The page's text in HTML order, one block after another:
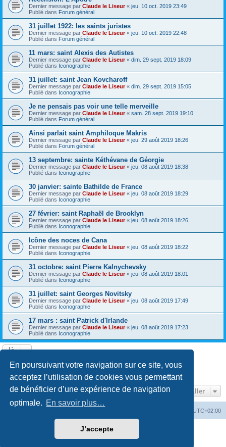
En poursuivant votre navigation sur ce site, vous
acceptez l’utilisation de cookies vous permettant
de bénéficier d’une expérience de navigation
optimale. En savoir plus…
J’accepte
Dernier message par Claude le Liseur« jeu. 10 oct. 2019 23:49
Publié dans Forum général
31 juillet 1922: les saints juristes
Dernier message par Claude le Liseur« jeu. 10 oct. 2019 22:48
Publié dans Forum général
11 mars: saint Alexis des Autistes
Dernier message par Claude le Liseur« dim. 29 sept. 2019 18:09
Publié dans Iconographie
31 juillet: saint Jean Kovcharoff
Dernier message par Claude le Liseur« dim. 29 sept. 2019 15:05
Publié dans Iconographie
Je ne pensais pas voir une telle merveille
Dernier message par Claude le Liseur« sam. 28 sept. 2019 19:10
Publié dans Forum général
Ainsi parlait saint Amphiloque Makris
Dernier message par Claude le Liseur« jeu. 29 août 2019 18:26
Publié dans Forum général
13 septembre: sainte Kéthévane de Géorgie
Dernier message par Claude le Liseur« jeu. 08 août 2019 18:38
Publié dans Iconographie
30 janvier: sainte Bathilde de France
Dernier message par Claude le Liseur« jeu. 08 août 2019 18:29
Publié dans Iconographie
27 février: saint Raphaël de Brooklyn
Dernier message par Claude le Liseur« jeu. 08 août 2019 18:26
Publié dans Iconographie
Icône des noces de Cana
Dernier message par Claude le Liseur« jeu. 08 août 2019 18:22
Publié dans Iconographie
31 octobre: saint Pierre Kalnychevsky
Dernier message par Claude le Liseur« jeu. 08 août 2019 18:01
Publié dans Iconographie
31 juillet: saint Georges Novitsky
Dernier message par Claude le Liseur« jeu. 08 août 2019 17:49
Publié dans Iconographie
17 mars : saint Patrick d'Irlande
Dernier message par Claude le Liseur« jeu. 08 août 2019 17:23
Publié dans Iconographie
Page1sur20
3
Aller
UTC+02:00
phpBB® Forum Software © phpBB Limited
©